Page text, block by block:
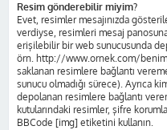
Resim gönderebilir miyim?
Evet, resimler mesajınızda
verdiyse, resimleri mesaj
erişilebilir bir web sunucusunda
örn. http://www.ornek.com/
saklanan resimlere bağlantı
sunucu olmadığı sürece). Ayrıca
depolanan resimlere bağlantı
kutularındaki resimler, şifre
BBCode [img] etiketini kullanın.